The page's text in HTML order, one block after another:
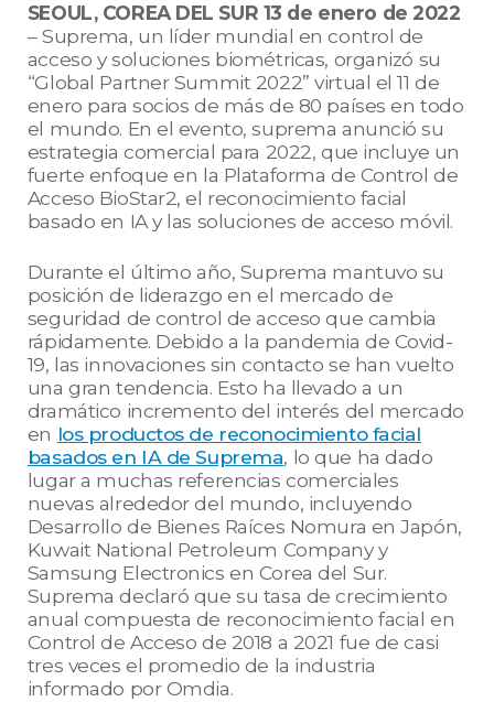
SEOUL, COREA DEL SUR 13 de enero de 2022
– Suprema, un líder mundial en control de
acceso y soluciones biométricas, organizó su
“Global Partner Summit 2022” virtual el 11 de
enero para socios de más de 80 países en todo
el mundo. En el evento, suprema anunció su
estrategia comercial para 2022, que incluye un
fuerte enfoque en la Plataforma de Control de
Acceso BioStar2, el reconocimiento facial
basado en IA y las soluciones de acceso móvil.
Durante el último año, Suprema mantuvo su
posición de liderazgo en el mercado de
seguridad de control de acceso que cambia
rápidamente. Debido a la pandemia de Covid-
19, las innovaciones sin contacto se han vuelto
una gran tendencia. Esto ha llevado a un
dramático incremento del interés del mercado
en los productos de reconocimiento facial
basados en IA de Suprema, lo que ha dado
lugar a muchas referencias comerciales
nuevas alrededor del mundo, incluyendo
Desarrollo de Bienes Raíces Nomura en Japón,
Kuwait National Petroleum Company y
Samsung Electronics en Corea del Sur.
Suprema declaró que su tasa de crecimiento
anual compuesta de reconocimiento facial en
Control de Acceso de 2018 a 2021 fue de casi
tres veces el promedio de la industria
informado por Omdia.